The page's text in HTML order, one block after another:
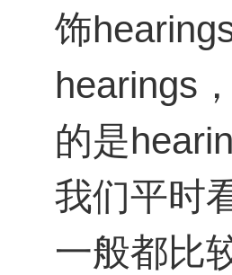
饰
hearings
的是
我们平时
一般都比